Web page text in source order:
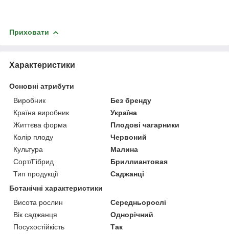
Приховати
Характеристики
Основні атрибути
Виробник
Без бренду
Країна виробник
Україна
Життєва форма
Плодові чагарники
Колір плоду
Червоний
Культура
Малина
Сорт/Гібрид
Бриллиантовая
Тип продукції
Саджанці
Ботанічні характеристики
Висота рослин
Середньорослі
Вік саджанця
Однорічний
Посухостійкість
Так